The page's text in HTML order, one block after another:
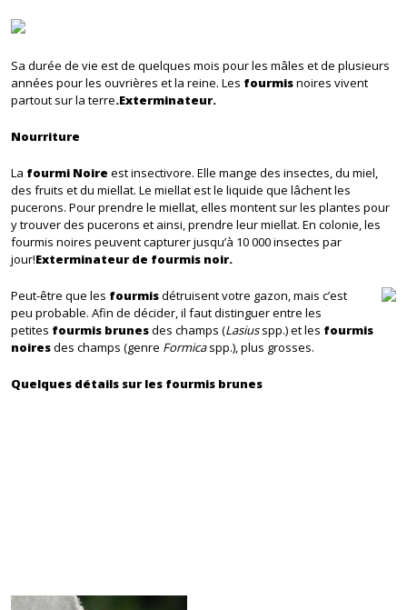
Sa durée de vie est de quelques mois pour les mâles et de plusieurs
années pour les ouvrières et la reine. Les fourmisnoires vivent
partout sur la terre.Exterminateur.
Nourriture
La fourmi Noire est insectivore. Elle mange des insectes, du miel,
des fruits et du miellat. Le miellat est le liquide que lâchent les
pucerons. Pour prendre le miellat, elles montent sur les plantes pour
y trouver des pucerons et ainsi, prendre leur miellat. En colonie, les
fourmis noires peuvent capturer jusqu’à 10 000 insectes par
jour!Exterminateur de fourmis noir.
Peut-être que les fourmisdétruisent votre gazon, mais c’est
peu probable. Afin de décider, il faut distinguer entre les
petites fourmis brunesdes champs (Lasiusspp.) et les fourmis
noiresdes champs (genre Formicaspp.), plus grosses.
Quelques détails sur les fourmis brunes